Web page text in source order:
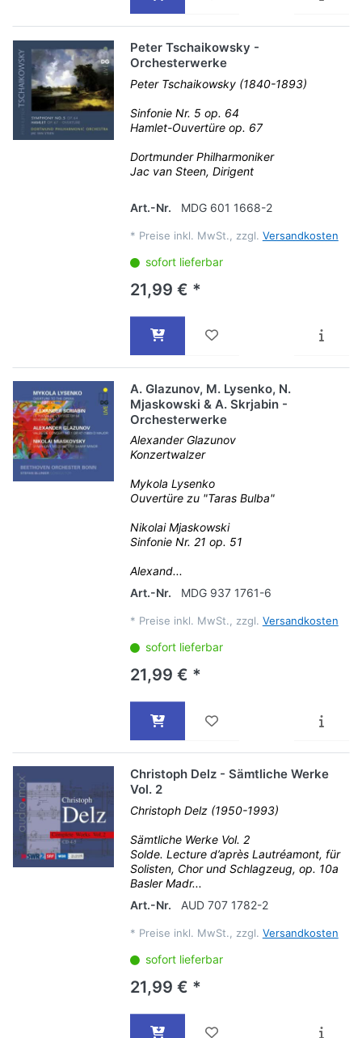
Peter Tschaikowsky -
Orchesterwerke
Peter Tschaikowsky (1840-1893)
Sinfonie Nr. 5 op. 64
Hamlet-Ouvertüre op. 67
Dortmunder Philharmoniker
Jac van Steen, Dirigent
Art.-Nr. MDG 601 1668-2
* Preise inkl. MwSt., zzgl. Versandkosten
sofort lieferbar
21,99 € *
A. Glazunov, M. Lysenko, N.
Mjaskowski & A. Skrjabin -
Orchesterwerke
Alexander Glazunov
Konzertwalzer
Mykola Lysenko
Ouvertüre zu "Taras Bulba"
Nikolai Mjaskowski
Sinfonie Nr. 21 op. 51
Alexand...
Art.-Nr.
MDG 937 1761-6
* Preise inkl. MwSt., zzgl. Versandkosten
sofort lieferbar
21,99 € *
Christoph Delz - Sämtliche Werke
Vol. 2
Christoph Delz (1950-1993)
Sämtliche Werke Vol. 2
Solde. Lecture d’après Lautréamont, für
Solisten, Chor und Schlagzeug, op. 10a
Basler Madr...
Art.-Nr.
AUD 707 1782-2
* Preise inkl. MwSt., zzgl. Versandkosten
sofort lieferbar
21,99 € *